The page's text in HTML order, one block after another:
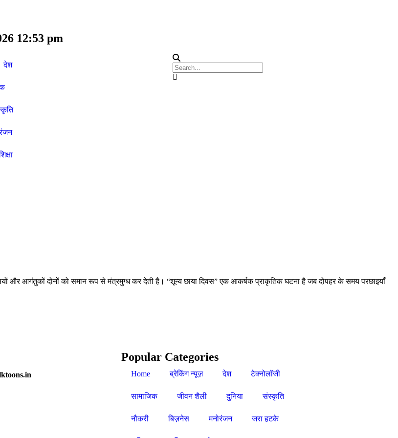
12:53 pm
देश
और आगंतुकों दोनों को समान रूप से मंत्रमुग्ध कर देती है। “शून्य छाया दिवस” एक आकर्षक प्राकृतिक घटना है जब दोपहर के समय परछाइयाँ
Popular Categories
Home ब्रेकिंग न्यूज़ देश टेक्नोलॉजी
सामाजिक जीवन शैली दुनिया संस्कृति
नौकरी बिज़नेस मनोरंजन जरा हटके